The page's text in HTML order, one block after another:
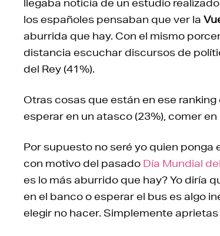
llegaba noticia de un estudio
los españoles pensaban que ver la
aburrida que hay. Con el mismo
distancia escuchar discursos de
del Rey (41%).
Otras cosas que están en ese
esperar en un atasco (23%), comer
Por supuesto no seré yo quien
con motivo del pasado Día Mundial
es lo más aburrido que hay? Yo diría
en el banco o esperar el bus es algo
elegir no hacer. Simplemente